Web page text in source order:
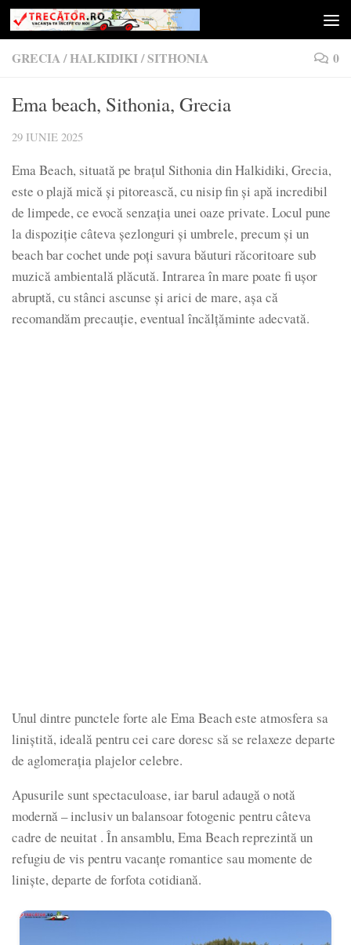
Skip to content
GRECIA/HALKIDIKI/SITHONIA 0
Ema beach, Sithonia, Grecia
29 IUNIE 2025
Ema Beach, situată pe brațul Sithonia din Halkidiki, Grecia,
este o plajă mică și pitorească, cu nisip fin și apă incredibil
de limpede, ce evocă senzația unei oaze private. Locul pune
la dispoziție câteva șezlonguri și umbrele, precum și un
beach bar cochet unde poți savura băuturi răcoritoare sub
muzică ambientală plăcută. Intrarea în mare poate fi ușor
abruptă, cu stânci ascunse și arici de mare, așa că
recomandăm precauție, eventual încălțăminte adecvată.
Unul dintre punctele forte ale Ema Beach este atmosfera sa
liniștită, ideală pentru cei care doresc să se relaxeze departe
de aglomerația plajelor celebre.
Apusurile sunt spectaculoase, iar barul adaugă o notă
modernă – inclusiv un balansoar fotogenic pentru câteva
cadre de neuitat . În ansamblu, Ema Beach reprezintă un
refugiu de vis pentru vacanțe romantice sau momente de
liniște, departe de forfota cotidiană.